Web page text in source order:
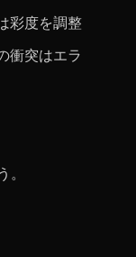
彩度を調整
衝突はエラ